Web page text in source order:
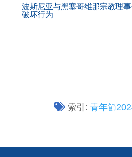
波斯尼亚与黑塞哥维那宗教理
破坏行为
索引: 青年節